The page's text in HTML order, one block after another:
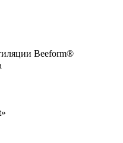
Beeform®